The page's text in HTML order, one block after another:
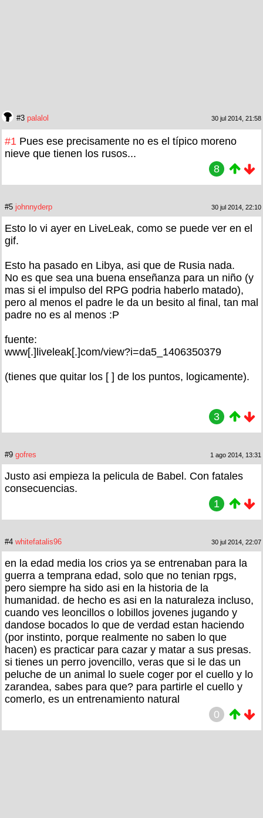
#3 palalol 30 jul 2014, 21:58
#1 Pues ese precisamente no es el típico moreno
nieve que tienen los rusos...
8
#5 johnnyderp 30 jul 2014, 22:10
Esto lo vi ayer en LiveLeak, como se puede ver en el
gif.
Esto ha pasado en Libya, asi que de Rusia nada.
No es que sea una buena enseñanza para un niño (y
mas si el impulso del RPG podria haberlo matado),
pero al menos el padre le da un besito al final, tan mal
padre no es al menos :P
fuente:
www[.]liveleak[.]com/view?i=da5_1406350379
(tienes que quitar los [ ] de los puntos, logicamente).
3
#9 gofres 1 ago 2014, 13:31
Justo asi empieza la pelicula de Babel. Con fatales
consecuencias.
1
#4 whitefatalis96 30 jul 2014, 22:07
en la edad media los crios ya se entrenaban para la
guerra a temprana edad, solo que no tenian rpgs,
pero siempre ha sido asi en la historia de la
humanidad. de hecho es asi en la naturaleza incluso,
cuando ves leoncillos o lobillos jovenes jugando y
dandose bocados lo que de verdad estan haciendo
(por instinto, porque realmente no saben lo que
hacen) es practicar para cazar y matar a sus presas.
si tienes un perro jovencillo, veras que si le das un
peluche de un animal lo suele coger por el cuello y lo
zarandea, sabes para que? para partirle el cuello y
comerlo, es un entrenamiento natural
0